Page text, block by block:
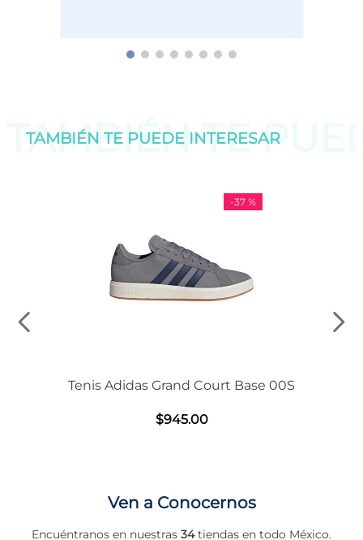
TAMBIÉN TE
TAMBIÉN TE PUEDE INTERESAR
-37 %
Tenis Adidas Grand Court Base 00S
$945.00
Ven a Conocernos
Encuéntranos en nuestras 34tiendas en todo México.